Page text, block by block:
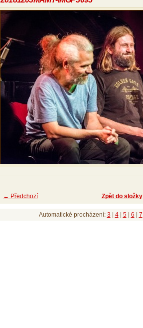
← Předchozí Zpět do složky
Automatické procházení: 3| 4| 5| 6 7